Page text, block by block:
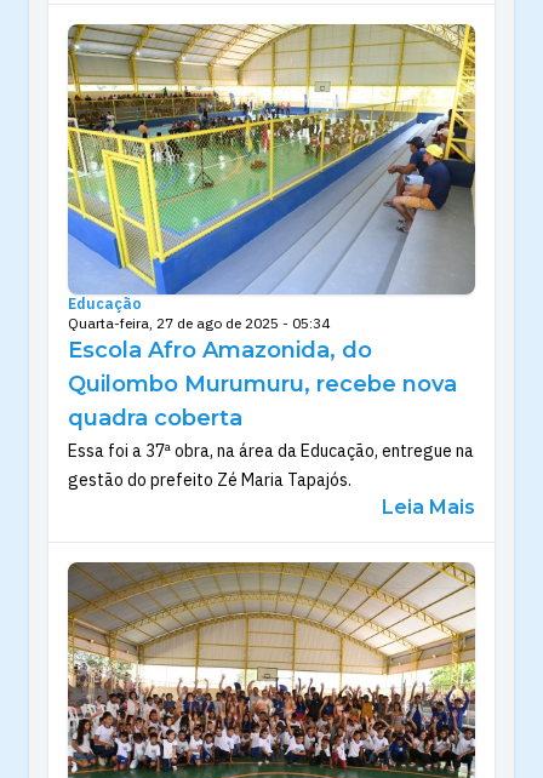
Educação
Quarta-feira, 27 de ago de 2025 - 05:34
Escola Afro Amazonida, do
Quilombo Murumuru, recebe nova
quadra coberta
Essa foi a 37ª obra, na área da Educação, entregue na
gestão do prefeito Zé Maria Tapajós.
Leia Mais